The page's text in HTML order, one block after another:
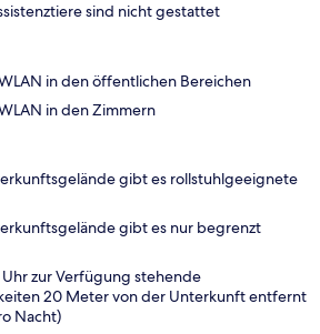
sind nicht gestattet
in den öffentlichen Bereichen
in den Zimmern
gibt es rollstuhlgeeignete
gibt es nur begrenzt
zur Verfügung stehende
20 Meter von der Unterkunft entfernt
Nacht)